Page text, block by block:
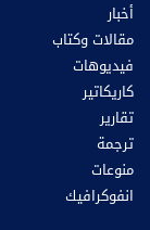
أخبار
مقالات وكتاب
فيديوهات
كاريكاتير
تقارير
ترجمة
منوعات
انفوكرافيك